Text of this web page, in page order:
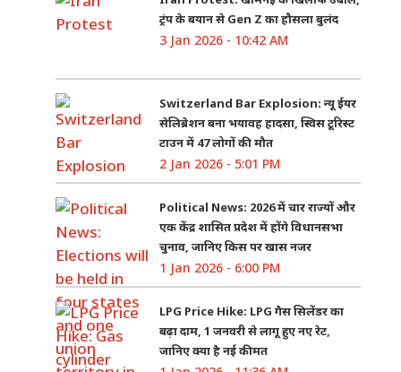
ट्रंप के बयान से Gen Z का हौसला बुलंद
3 Jan 2026 - 10:42 AM
Switzerland Bar Explosion: न्यू ईयर
सेलिब्रेशन बना भयावह हादसा, स्विस टूरिस्ट
टाउन में 47 लोगों की मौत
2 Jan 2026 - 5:01 PM
Political News: 2026 में चार राज्यों और
एक केंद्र शासित प्रदेश में होंगे विधानसभा
चुनाव, जानिए किस पर खास नजर
1 Jan 2026 - 6:00 PM
LPG Price Hike: LPG गैस सिलेंडर का
बढ़ा दाम, 1 जनवरी से लागू हुए नए रेट,
जानिए क्या है नई कीमत